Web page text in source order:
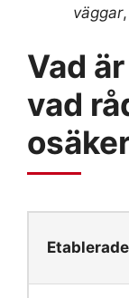
väggar
Vad
vad